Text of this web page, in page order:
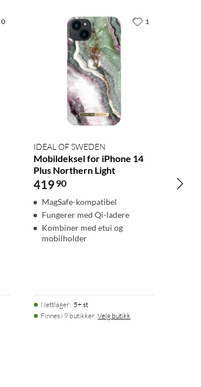
0
IDEAL OF SWEDEN
Mobildeksel for iPhone 14
Plus Northern Light
419 90
MagSafe-kompatibel
Fungerer med Qi-ladere
Kombiner med etui og
mobilholder
Nettlager: 5+ st
Finnes i 9 butikker. Velg butikk
1